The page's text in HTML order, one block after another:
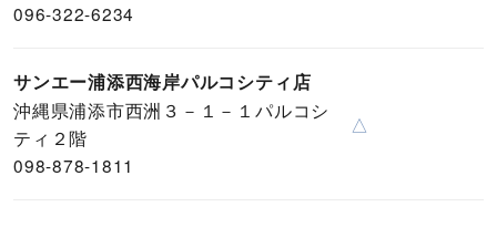
096-322-6234
サンエー浦添西海岸パルコシティ店
沖縄県浦添市西洲３－１－１パルコシ
ティ２階
098-878-1811
△